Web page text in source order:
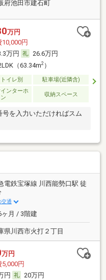
府池田市建石町
万円
円
万円
26.6万円
（63.34m2）
イレ別 駐車場(近隣含)
ンターホ
ン
収納スペース
を入力いただければスム
電鉄宝塚線 川西能勢口駅 徒
交通
月 / 3階建
県川西市火打２丁目
万円
円
円
20万円